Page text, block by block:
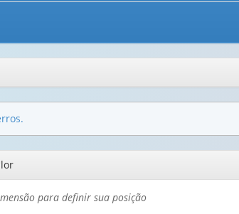
para definir sua posição